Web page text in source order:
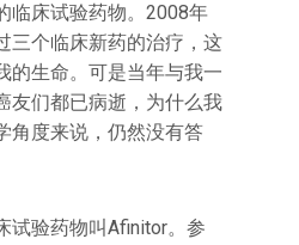
临床试验药物。2008年
三个临床新药的治疗，这
的生命。可是当年与我一
友们都已病逝，为什么我
角度来说，仍然没有答
试验药物叫Afinitor。参